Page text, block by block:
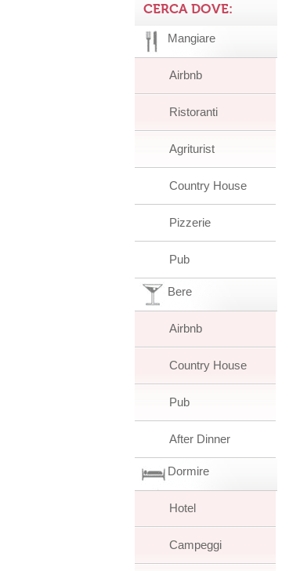
CERCA DOVE:
Mangiare
Airbnb
Ristoranti
Agriturist
Country House
Pizzerie
Pub
Bere
Airbnb
Country House
Pub
After Dinner
Dormire
Hotel
Campeggi